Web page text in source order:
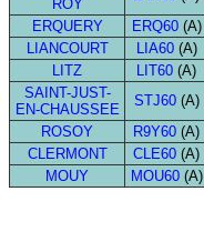
ROY
ERQUERY
ERQ60(A)
LIANCOURT
LIA60(A)
LITZ
LIT60 (A)
SAINT-JUST-
EN-CHAUSSEE
STJ60(A)
ROSOY
R9Y60 (A)
CLERMONT
CLE60 (A)
MOUY
MOU60(A)